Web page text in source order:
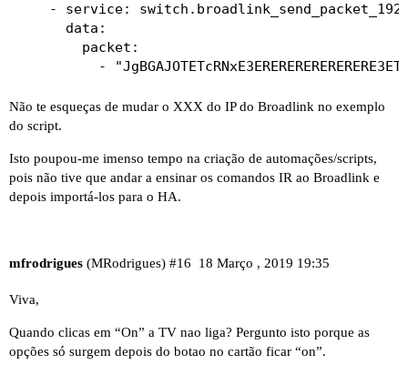
- service:
      data:
        packet:
Não te esqueças de mudar o XXX do IP do Broadlink no exemplo
do script.
Isto poupou-me imenso tempo na criação de automações/scripts,
pois não tive que andar a ensinar os comandos IR ao Broadlink e
depois importá-los para o HA.
mfrodrigues (MRodrigues) 18 Março , 2019 19:35
#16
Viva,
Quando clicas em “On” a TV nao liga? Pergunto isto porque as
opções só surgem depois do botao no cartão ficar “on”.